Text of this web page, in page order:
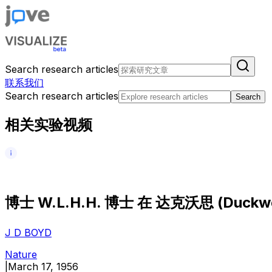
Search research articles
联系我们
Search research articles
Search
相关实验视频
博士 W.L.H.H. 博士 在 达克沃思 (Duckw
J D BOYD
Nature
March 17, 1956